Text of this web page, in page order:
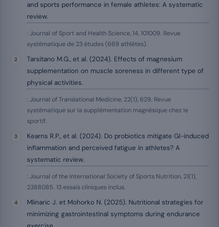
and sports performance in female athletes: A systematic
review.
: Journal of Sport and Health Science, 14, 101009. Revue
systématique de 23 études (669 athlètes).
Tarsitano M.G., et al. (2024). Effects of magnesium
supplementation on muscle soreness in different type of
physical activities.
: Journal of Translational Medicine, 22(1), 629. Revue
systématique sur la supplémentation magnésique chez le
sportif.
Kearns R.P., et al. (2024). Do probiotics mitigate GI-induced
inflammation and perceived fatigue in athletes? A
systematic review.
: Journal of the International Society of Sports Nutrition, 21(1),
2388085. 13 essais cliniques inclus.
Mlinaric J. et Mohorko N. (2025). Nutritional strategies for
minimizing gastrointestinal symptoms during endurance